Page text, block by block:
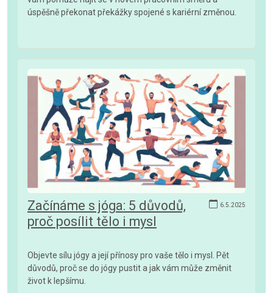
úspěšně překonat překážky spojené s kariérní změnou.
6.5.2025
Začínáme s jóga: 5 důvodů,
proč posílit tělo i mysl
Objevte sílu jógy a její přínosy pro vaše tělo i mysl. Pět
důvodů, proč se do jógy pustit a jak vám může změnit
život k lepšímu.